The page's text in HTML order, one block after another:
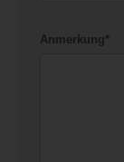
Anmerkung*